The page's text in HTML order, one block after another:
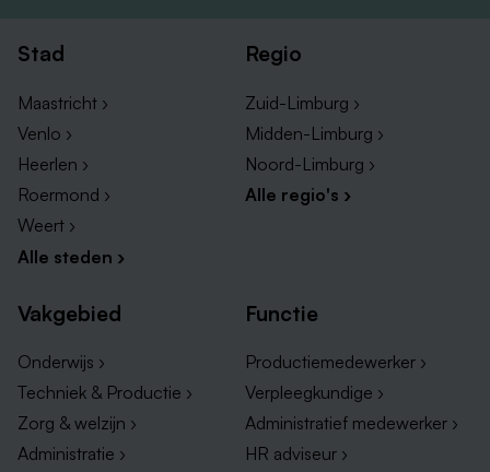
Stad
Maastricht ›
Venlo ›
Heerlen ›
Roermond ›
Weert ›
Alle steden ›
Regio
Zuid-Limburg ›
Midden-Limburg ›
Noord-Limburg ›
Alle regio's ›
Vakgebied
Onderwijs ›
Techniek & Productie ›
Zorg & welzijn ›
Administratie ›
Functie
Productiemedewerker ›
Verpleegkundige ›
Administratief medewerker ›
HR adviseur ›